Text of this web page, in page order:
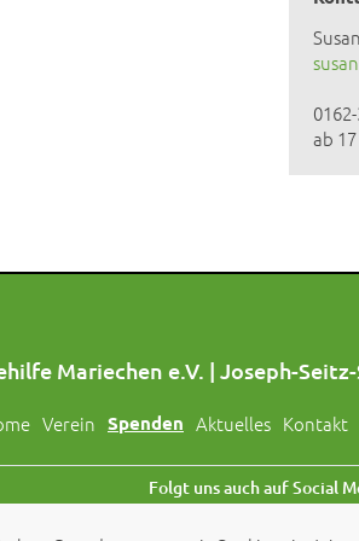
ab
Mariechen e.V. | Joseph-
Verein Spenden Aktuelles Kontakt
Folgt uns auch auf Social